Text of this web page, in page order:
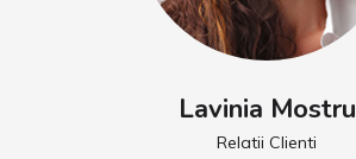
Lavinia Mostru
Relatii Clienti